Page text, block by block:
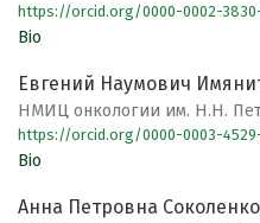
https://orcid.org/0000-0002-
Bio
Евгений Наумович
НМИЦ онкологии им. Н.Н.
https://orcid.org/0000-0003-4529-
Bio
Анна Петровна Соколенко